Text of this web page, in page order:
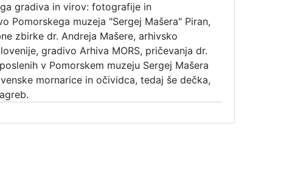
gradiva in virov: fotografije in
Pomorskega muzeja "Sergej Mašera" Piran,
zbirke dr. Andreja Mašere, arhivsko
gradivo Arhiva MORS, pričevanja dr.
v Pomorskem muzeju Sergej Mašera
mornarice in očividca, tedaj še dečka,